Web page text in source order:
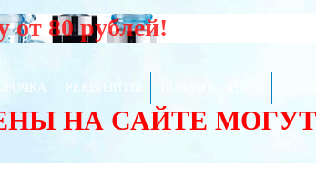
от 80 рублей!
РЕКВИЗИТЫ
НА САЙТЕ